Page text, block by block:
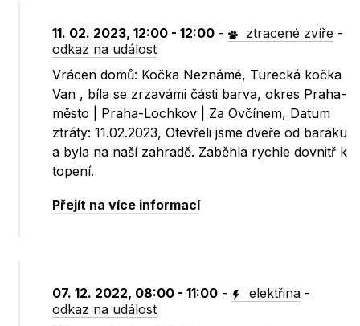
11. 02. 2023, 12:00 - 12:00 - ztracené zvíře -
odkaz na událost
Vrácen domů: Kočka Neznámé, Turecká kočka
Van , bíla se zrzavámi části barva, okres Praha-
město | Praha-Lochkov | Za Ovčínem, Datum
ztráty: 11.02.2023, Otevřeli jsme dveře od baráku
a byla na naší zahradě. Zaběhla rychle dovnitř k
topení.
Přejít na více informací
07. 12. 2022, 08:00 - 11:00 - elektřina -
odkaz na událost